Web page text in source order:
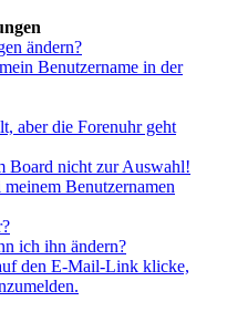
ändern?
Benutzername in der
aber die Forenuhr geht
Board nicht zur Auswahl!
Benutzernamen
ich ihn ändern?
den E-Mail-Link klicke,